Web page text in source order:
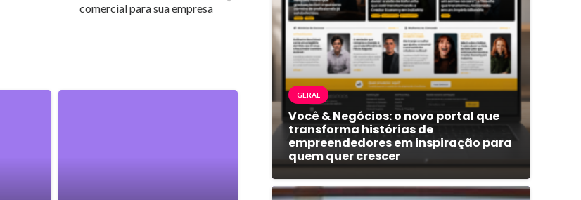
comercial para sua empresa
GERAL
Você & Negócios: o novo portal que
transforma histórias de
empreendedores em inspiração para
quem quer crescer